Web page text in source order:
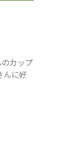
カップ
んに好